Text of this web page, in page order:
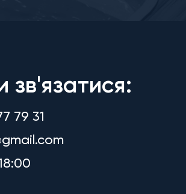
зв'язатися:
79 31